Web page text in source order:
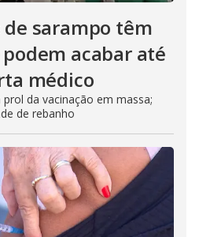
de sarampo têm
acabar até
médico
da vacinação em massa;
de rebanho